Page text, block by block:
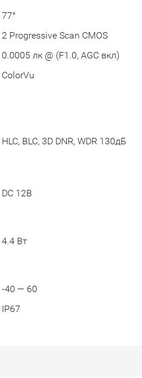
77°
2 Progressive Scan CMOS
0.0005 лк @ (F1.0, AGC вкл)
ColorVu
HLC, BLC, 3D DNR, WDR 130дБ
DC 12В
4.4 Вт
-40 — 60
IP67